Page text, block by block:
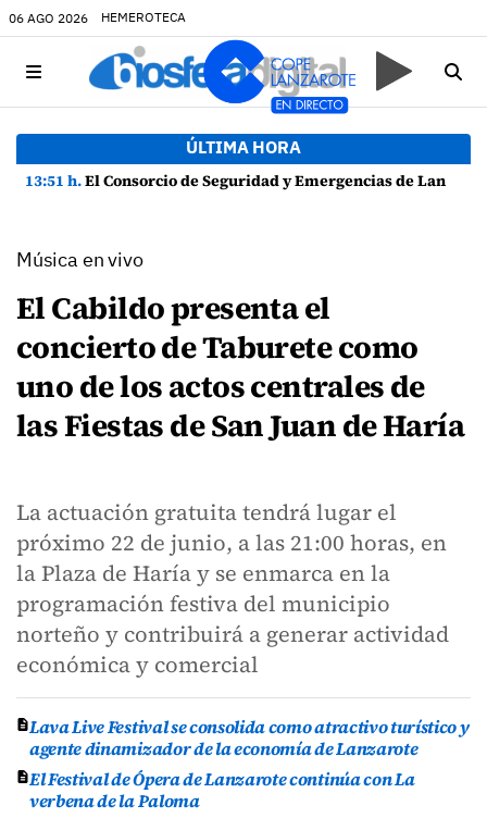
06 AGO 2026 HEMEROTECA
ÚLTIMA HORA
13:51 h.El Consorcio de Seguridad y Emergencias de Lanzarote presenta la Guía de Seguridad en Actividades Náuticas
Música en vivo
El Cabildo presenta el
concierto de Taburete como
uno de los actos centrales de
las Fiestas de San Juan de Haría
La actuación gratuita tendrá lugar el
próximo 22 de junio, a las 21:00 horas, en
la Plaza de Haría y se enmarca en la
programación festiva del municipio
norteño y contribuirá a generar actividad
económica y comercial
Lava Live Festival se consolida como atractivo turístico y
agente dinamizador de la economía de Lanzarote
El Festival de Ópera de Lanzarote continúa con La
verbena de la Paloma